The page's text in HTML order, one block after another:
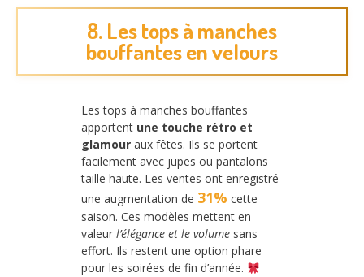
8. Les tops à manches
bouffantes en velours
Les tops à manches bouffantes
apportent une touche rétro et
glamour aux fêtes. Ils se portent
facilement avec jupes ou pantalons
taille haute. Les ventes ont enregistré
une augmentation de 31% cette
saison. Ces modèles mettent en
valeur l’élégance et le volume sans
effort. Ils restent une option phare
pour les soirées de fin d’année.